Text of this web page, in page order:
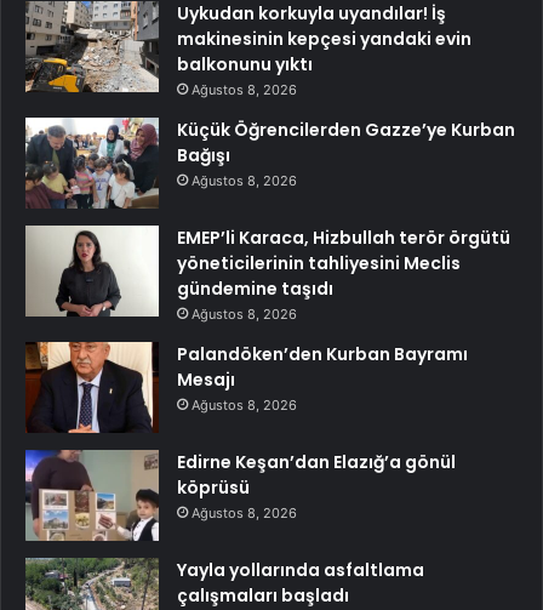
Uykudan korkuyla uyandılar! İş
makinesinin kepçesi yandaki evin
balkonunu yıktı
Ağustos 8, 2026
Küçük Öğrencilerden Gazze’ye Kurban
Bağışı
Ağustos 8, 2026
EMEP’li Karaca, Hizbullah terör örgütü
yöneticilerinin tahliyesini Meclis
gündemine taşıdı
Ağustos 8, 2026
Palandöken’den Kurban Bayramı
Mesajı
Ağustos 8, 2026
Edirne Keşan’dan Elazığ’a gönül
köprüsü
Ağustos 8, 2026
Yayla yollarında asfaltlama
çalışmaları başladı